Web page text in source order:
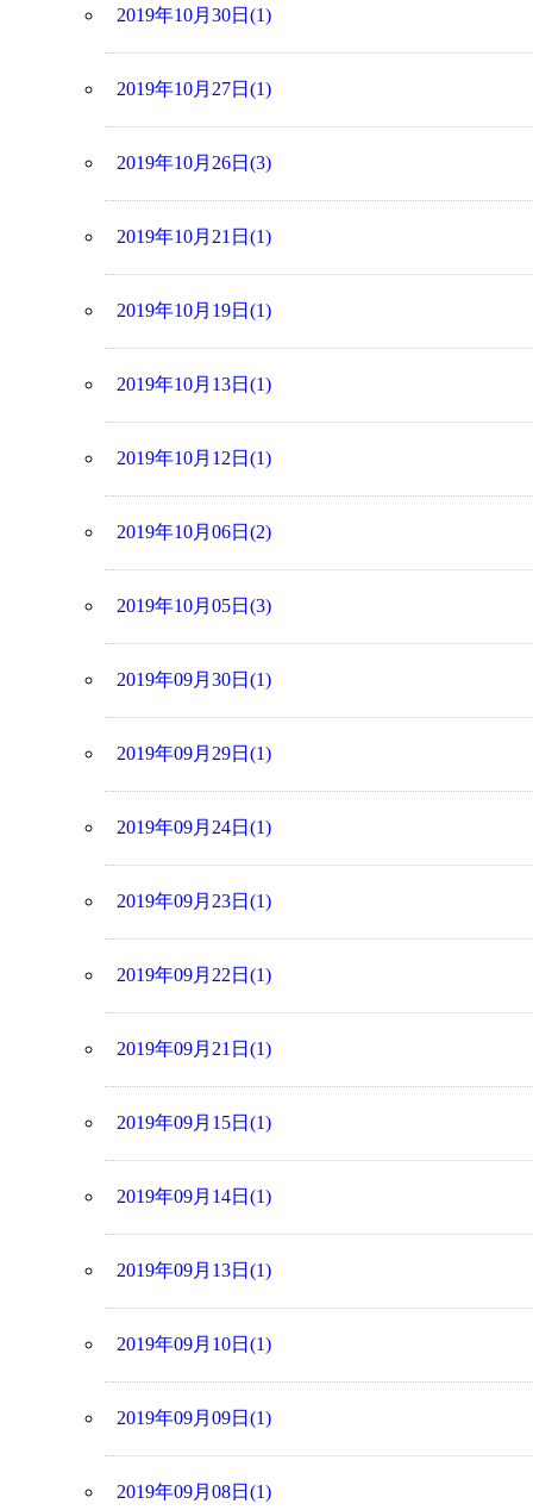
2019年10月30日(1)
2019年10月27日(1)
2019年10月26日(3)
2019年10月21日(1)
2019年10月19日(1)
2019年10月13日(1)
2019年10月12日(1)
2019年10月06日(2)
2019年10月05日(3)
2019年09月30日(1)
2019年09月29日(1)
2019年09月24日(1)
2019年09月23日(1)
2019年09月22日(1)
2019年09月21日(1)
2019年09月15日(1)
2019年09月14日(1)
2019年09月13日(1)
2019年09月10日(1)
2019年09月09日(1)
2019年09月08日(1)